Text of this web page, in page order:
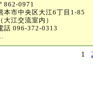
862-0971
本市中央区大江6丁目1-85
（大江交流室内）
話 096-372-0313
1